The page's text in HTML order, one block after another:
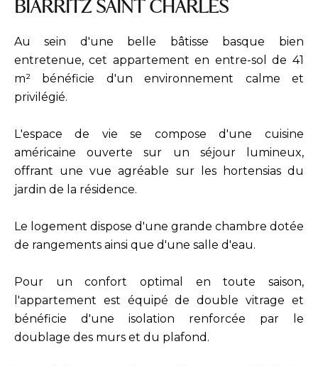
BIARRITZ SAINT CHARLES
Au sein d'une belle bâtisse basque bien
entretenue, cet appartement en entre-sol de 41
m² bénéficie d'un environnement calme et
privilégié.
L'espace de vie se compose d'une cuisine
américaine ouverte sur un séjour lumineux,
offrant une vue agréable sur les hortensias du
jardin de la résidence.
Le logement dispose d'une grande chambre dotée
de rangements ainsi que d'une salle d'eau.
Pour un confort optimal en toute saison,
l'appartement est équipé de double vitrage et
bénéficie d'une isolation renforcée par le
doublage des murs et du plafond.